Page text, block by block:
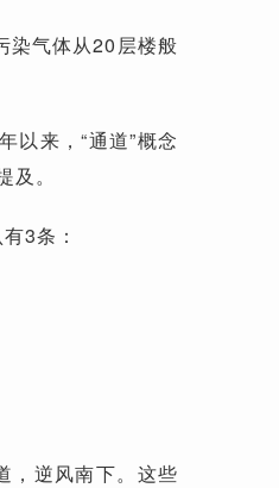
染气体从20层楼般
以来，“通道”概念
。
3条：
，逆风南下。这些